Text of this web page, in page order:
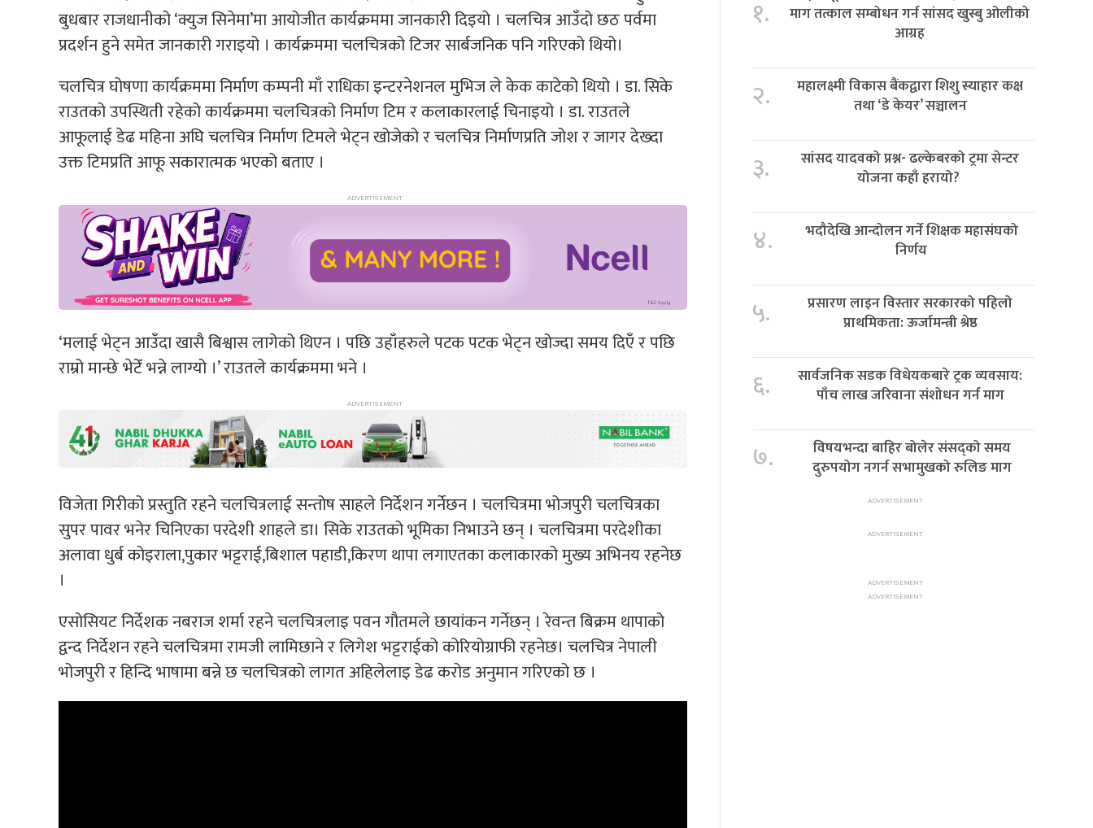
बुधबार राजधानीको ‘क्युज सिनेमा’मा आयोजीत कार्यक्रममा जानकारी दिइयो । चलचित्र आउँदो छठ पर्वमा
प्रदर्शन हुने समेत जानकारी गराइयो । कार्यक्रममा चलचित्रको टिजर सार्बजनिक पनि गरिएको थियो।
चलचित्र घोषणा कार्यक्रममा निर्माण कम्पनी माँ राधिका इन्टरनेशनल मुभिज ले केक काटेको थियो । डा. सिके
राउतको उपस्थिती रहेको कार्यक्रममा चलचित्रको निर्माण टिम र कलाकारलाई चिनाइयो । डा. राउतले
आफूलाई डेढ महिना अघि चलचित्र निर्माण टिमले भेट्न खोजेको र चलचित्र निर्माणप्रति जोश र जागर देख्दा
उक्त टिमप्रति आफू सकारात्मक भएको बताए ।
‘मलाई भेट्न आउँदा खासै बिश्वास लागेको थिएन । पछि उहाँहरुले पटक पटक भेट्न खोज्दा समय दिएँ र पछि
राम्रो मान्छे भेटेँ भन्ने लाग्यो ।’ राउतले कार्यक्रममा भने ।
विजेता गिरीको प्रस्तुति रहने चलचित्रलाई सन्तोष साहले निर्देशन गर्नेछन । चलचित्रमा भोजपुरी चलचित्रका
सुपर पावर भनेर चिनिएका परदेशी शाहले डा। सिके राउतको भूमिका निभाउने छन् । चलचित्रमा परदेशीका
अलावा धुर्ब कोइराला,पुकार भट्टराई,बिशाल पहाडी,किरण थापा लगाएतका कलाकारको मुख्य अभिनय रहनेछ
।
एसोसियट निर्देशक नबराज शर्मा रहने चलचित्रलाइ पवन गौतमले छायांकन गर्नेछन् । रेवन्त बिक्रम थापाको
द्वन्द निर्देशन रहने चलचित्रमा रामजी लामिछाने र लिगेश भट्टराईको कोरियोग्राफी रहनेछ। चलचित्र नेपाली
भोजपुरी र हिन्दि भाषामा बन्ने छ चलचित्रको लागत अहिलेलाइ डेढ करोड अनुमान गरिएको छ ।
१.
माग तत्काल सम्बोधन गर्न सांसद खुस्बु ओलीको
आग्रह
२.
महालक्ष्मी विकास बैंकद्वारा शिशु स्याहार कक्ष
तथा ‘डे केयर’ सञ्चालन
३.
सांसद यादवको प्रश्न- ढल्केबरको ट्रमा सेन्टर
योजना कहाँ हरायो?
४.
भदौदेखि आन्दोलन गर्ने शिक्षक महासंघको
निर्णय
५.
प्रसारण लाइन विस्तार सरकारको पहिलो
प्राथमिकता: ऊर्जामन्त्री श्रेष्ठ
६.
सार्वजनिक सडक विधेयकबारे ट्रक व्यवसाय:
पाँच लाख जरिवाना संशोधन गर्न माग
७.
विषयभन्दा बाहिर बोलेर संसद्को समय
दुरुपयोग नगर्न सभामुखको रुलिङ माग